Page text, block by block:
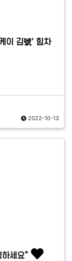
이 김號' 힘차
2022-10-13
세요”